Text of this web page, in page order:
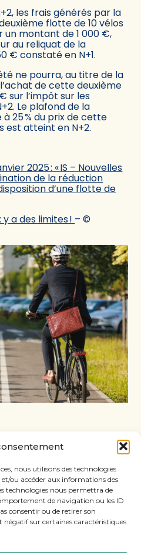
nous utilisons des technologies
ou accéder aux informations des
technologies nous permettra de
de navigation ou les ID
consentir ou de retirer son
sur certaines caractéristiques
les frais générés par la
flotte de 10 vélos
montant de 1 000 €,
au reliquat de la
€ constaté en N+1.
ne pourra, au titre de la
de cette deuxième
sur l’impôt sur les
Le plafond de la
25 % du prix de cette
est atteint en N+2.
2025 : « IS – Nouvelles
de la réduction
d’une flotte de
a des limites ! – ©